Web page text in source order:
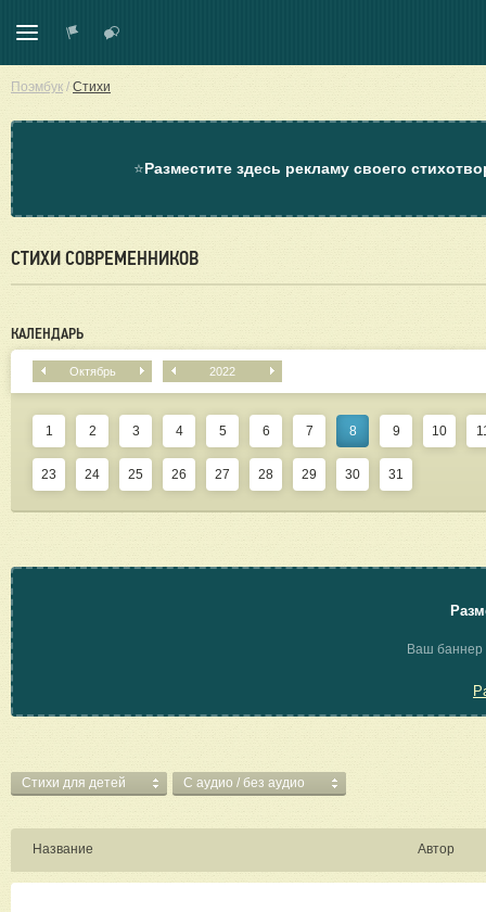
Поэмбук / Стихи
⭐Разместите здесь рекламу своего
СТИХИ СОВРЕМЕННИКОВ
КАЛЕНДАРЬ
Октябрь 2022
1 2 3 4 5 6 7 8 9 10
23 24 25 26 27 28 29 30 31
Ваш баннер
Стихи для детей C аудио / без аудио
Название Автор